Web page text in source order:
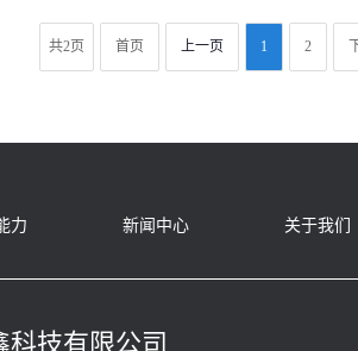
共2页 首页 上一页 1 2
力 新闻中心 关于我们
科技有限公司